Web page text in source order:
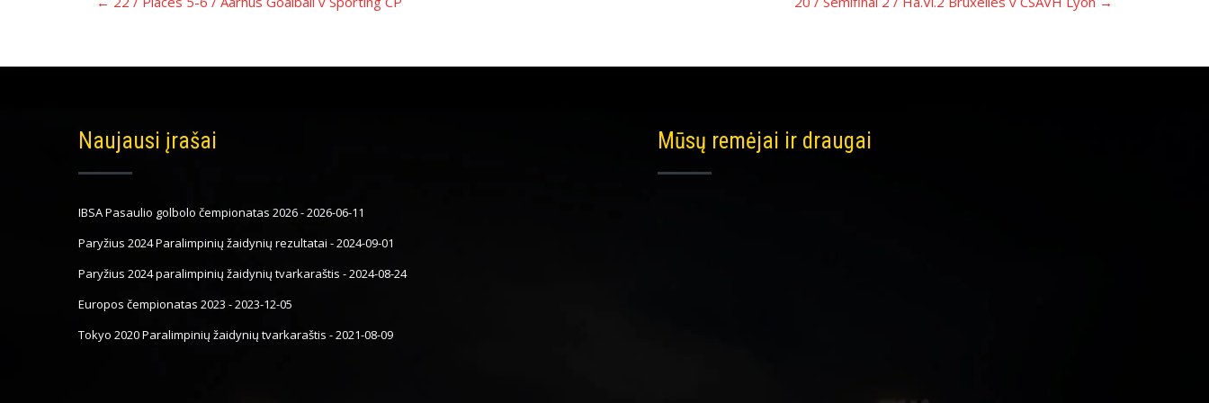
navigacija
Naujausi įrašai
IBSA Pasaulio golbolo čempionatas 2026-2026-06-11
Paryžius 2024 Paralimpinių žaidynių rezultatai -2024-09-01
Paryžius 2024 paralimpinių žaidynių tvarkaraštis -2024-08-24
Europos čempionatas 2023 -2023-12-05
Tokyo 2020 Paralimpinių žaidynių tvarkaraštis -2021-08-09
Mūsų remėjai ir draugai